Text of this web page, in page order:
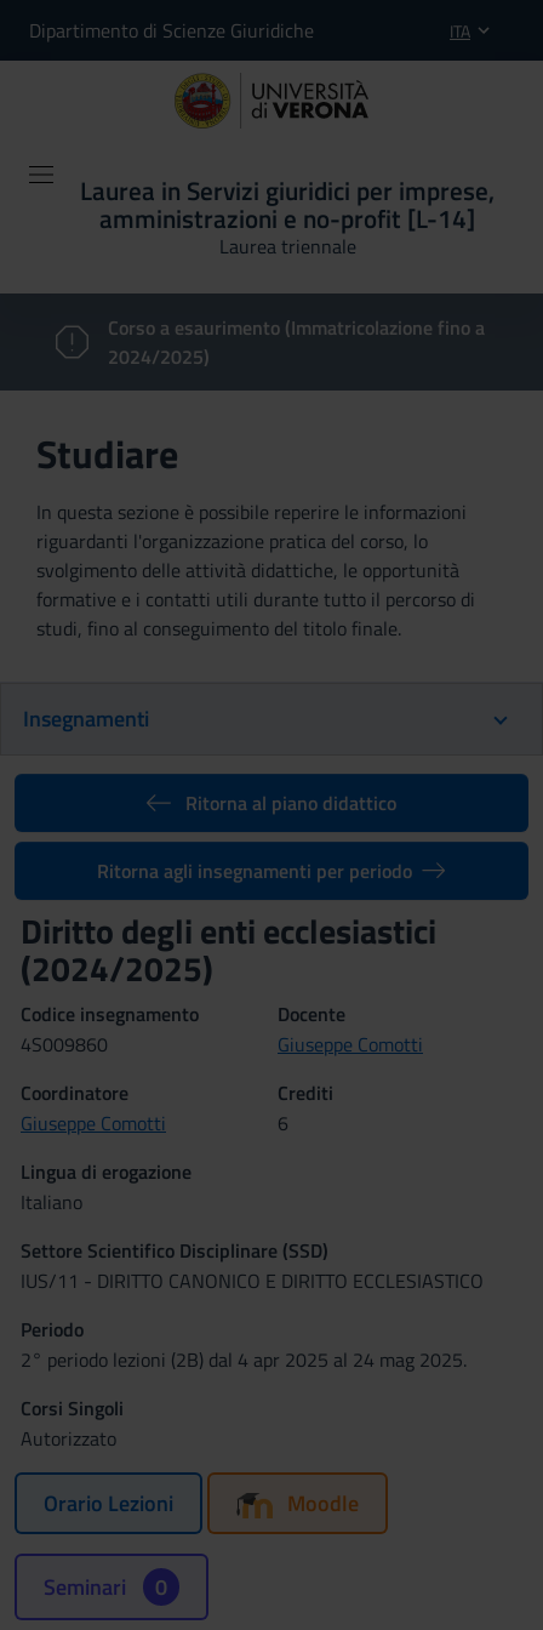
Dipartimento di Scienze Giuridiche ITA
Laurea in Servizi giuridici per imprese,
amministrazioni e no-profit [L-14]
Laurea triennale
Corso a esaurimento (Immatricolazione fino a
2024/2025)
Studiare
In questa sezione è possibile reperire le informazioni
riguardanti l'organizzazione pratica del corso, lo
svolgimento delle attività didattiche, le opportunità
formative e i contatti utili durante tutto il percorso di
studi, fino al conseguimento del titolo finale.
Insegnamenti
Ritorna al piano didattico
Ritorna agli insegnamenti per periodo
Diritto degli enti ecclesiastici
(2024/2025)
Codice insegnamento
4S009860
Docente
Giuseppe Comotti
Coordinatore
Giuseppe Comotti
Crediti
6
Lingua di erogazione
Italiano
Settore Scientifico Disciplinare (SSD)
IUS/11 - DIRITTO CANONICO E DIRITTO ECCLESIASTICO
Periodo
2° periodo lezioni (2B) dal 4 apr 2025 al 24 mag 2025.
Corsi Singoli
Autorizzato
Orario Lezioni Moodle
Seminari 0